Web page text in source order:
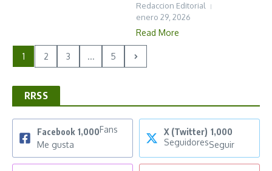
Redaccion Editorial
enero 29, 2026
Read More
1 2 3 ... 5
RRSS
Facebook 1,000Fans
Me gusta
X (Twitter) 1,000
SeguidoresSeguir